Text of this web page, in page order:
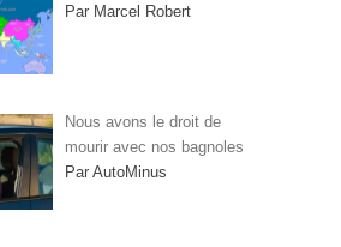
Par Marcel Robert
Nous avons le droit de
mourir avec nos bagnoles
Par AutoMinus